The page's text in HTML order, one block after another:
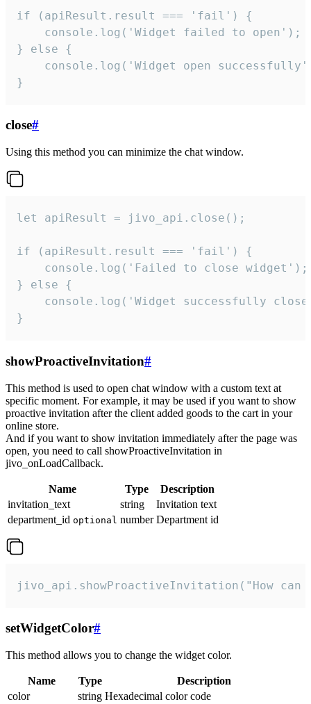
if (apiResult.result === 'fail') {
    console.log('Widget failed to open');
} else {
console.log('Widget open
}
close#
Using this method you can minimize the chat window.
let apiResult = jivo_api.close();
if (apiResult.result === 'fail') {
    console.log('Failed to close widget');
} else {
console.log('Widget successfully
}
showProactiveInvitation#
This method is used to open chat window with a custom text at
specific moment. For example, it may be used if you want to show
proactive invitation after the client added goods to the cart in your
online store.
And if you want to show invitation immediately after the page was
open, you need to call showProactiveInvitation in
jivo_onLoadCallback.
Name Type
Description
invitation_text
string
Invitation text
department_id optional number Department id
jivo_api.showProactiveInvitation("How
setWidgetColor#
This method allows you to change the widget color.
Name Type
Description
color
string Hexadecimal color code